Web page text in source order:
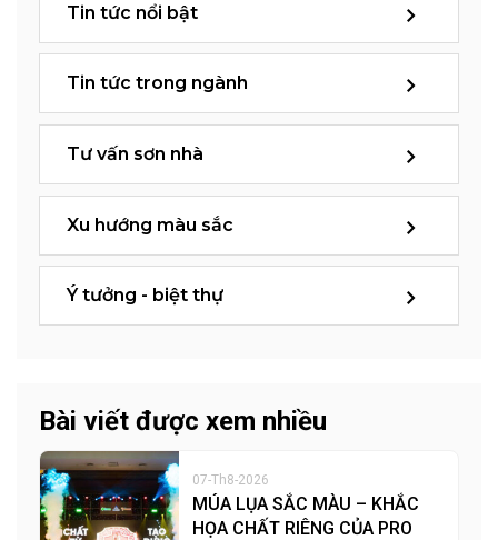
Tin tức nổi bật
Tin tức trong ngành
Tư vấn sơn nhà
Xu hướng màu sắc
Ý tưởng - biệt thự
Bài viết được xem nhiều
07-Th8-2026
MÚA LỤA SẮC MÀU – KHẮC
HỌA CHẤT RIÊNG CỦA PRO